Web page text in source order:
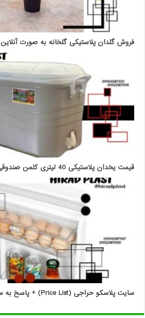
فروش گلدان پلاستیکی گلخانه به صورت آنلاین
قیمت یخدان پلاستیکی 40 لیتری کلمن صندوقی + مشاوره رایگان
سایت پلاسکو حراجی (Price List) + پاسخ به سوالات متداول